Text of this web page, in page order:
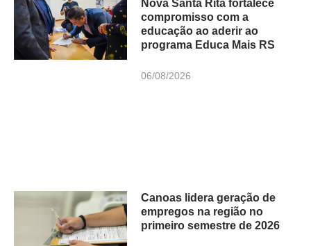
Nova Santa Rita fortalece
compromisso com a
educação ao aderir ao
programa Educa Mais RS
06/08/2026
Canoas lidera geração de
empregos na região no
primeiro semestre de 2026